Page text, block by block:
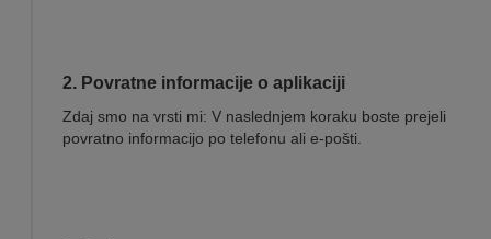
2. Povratne informacije o aplikaciji
Zdaj smo na vrsti mi: V naslednjem koraku boste prejeli
povratno informacijo po telefonu ali e-pošti.